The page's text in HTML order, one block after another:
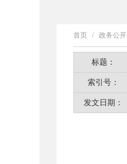
首页 / 政务公开
标题：
索引号：
发文日期：